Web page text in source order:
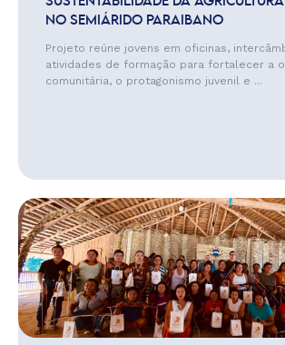
NO SEMIÁRIDO PARAIBANO
Projeto reúne jovens em oficinas,
atividades de formação para fortalecer a
comunitária, o protagonismo juvenil e ...